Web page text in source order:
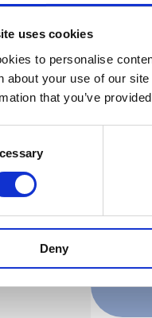
uses cookies
to personalise
about your use of our
that you’ve
Deny
und